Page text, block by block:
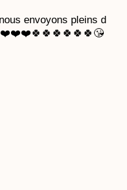
envoyons pleins d
❤️❤️❤️🍀🍀🍀🍀🍀🍀😘